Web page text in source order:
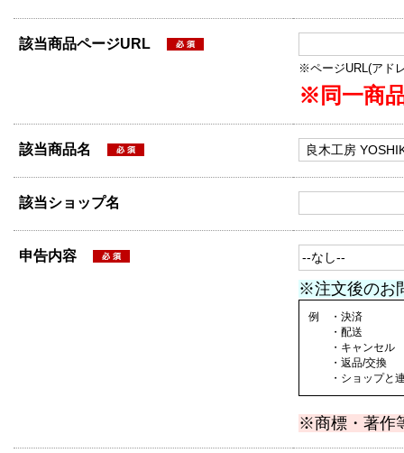
該当商品ページURL
※ページURL(アド
※同一商
該当商品名
該当ショップ名
申告内容
※注文後のお
例 ・決済
・配送
・キャンセル
・返品/交換
・ショップと連
※商標・著作